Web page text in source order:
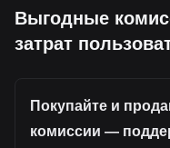
Выгодные
затрат
Покупайте и
комиссии —